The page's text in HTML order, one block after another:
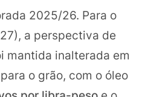
2025/26. Para o
a perspectiva de
mantida inalterada em
para o grão, com o óleo